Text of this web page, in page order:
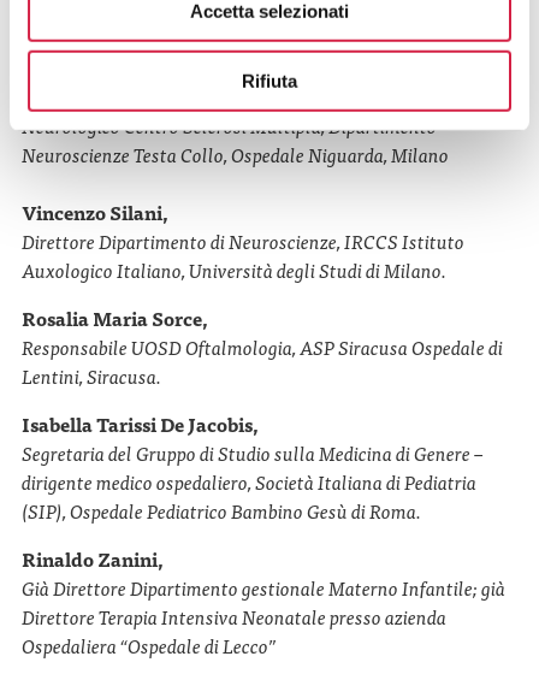
Accetta selezionati
Rifiuta
Responsabile S.S. Macroattività Ambulatoriali e Day Hospital
Neurologico Centro Sclerosi Multipla, Dipartimento
Neuroscienze Testa Collo, Ospedale Niguarda, Milano
Vincenzo Silani,
Direttore Dipartimento di Neuroscienze,IRCCS Istituto
Auxologico Italiano,Università degli Studi di Milano.
Rosalia Maria Sorce,
Responsabile UOSD Oftalmologia, ASP Siracusa Ospedale di
Lentini, Siracusa.
Isabella Tarissi De Jacobis,
Segretaria del Gruppo di Studio sulla Medicina di Genere –
dirigente medico ospedaliero, Società Italiana di Pediatria
(SIP), Ospedale Pediatrico Bambino Gesù di Roma.
Rinaldo Zanini,
Già Direttore Dipartimento gestionale Materno Infantile; già
Direttore Terapia Intensiva Neonatale presso azienda
Ospedaliera “Ospedale di Lecco”